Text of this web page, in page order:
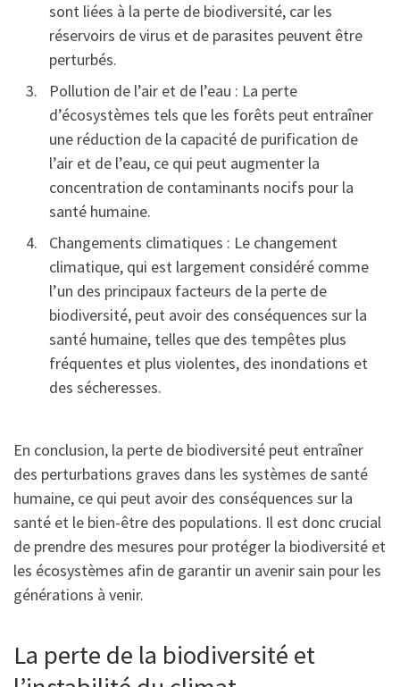
sont liées à la perte de biodiversité, car les
réservoirs de virus et de parasites peuvent être
perturbés.
Pollution de l’air et de l’eau : La perte
d’écosystèmes tels que les forêts peut entraîner
une réduction de la capacité de purification de
l’air et de l’eau, ce qui peut augmenter la
concentration de contaminants nocifs pour la
santé humaine.
Changements climatiques : Le changement
climatique, qui est largement considéré comme
l’un des principaux facteurs de la perte de
biodiversité, peut avoir des conséquences sur la
santé humaine, telles que des tempêtes plus
fréquentes et plus violentes, des inondations et
des sécheresses.
En conclusion, la perte de biodiversité peut entraîner
des perturbations graves dans les systèmes de santé
humaine, ce qui peut avoir des conséquences sur la
santé et le bien-être des populations. Il est donc crucial
de prendre des mesures pour protéger la biodiversité et
les écosystèmes afin de garantir un avenir sain pour les
générations à venir.
La perte de la biodiversité et